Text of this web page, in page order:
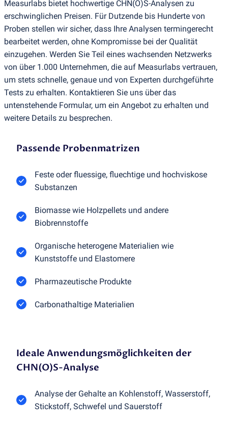
Measurlabs bietet hochwertige CHN(O)S-Analysen zu
erschwinglichen Preisen. Für Dutzende bis Hunderte von
Proben stellen wir sicher, dass Ihre Analysen termingerecht
bearbeitet werden, ohne Kompromisse bei der Qualität
einzugehen. Werden Sie Teil eines wachsenden Netzwerks
von über 1.000 Unternehmen, die auf Measurlabs vertrauen,
um stets schnelle, genaue und von Experten durchgeführte
Tests zu erhalten. Kontaktieren Sie uns über das
untenstehende Formular, um ein Angebot zu erhalten und
weitere Details zu besprechen.
Passende Probenmatrizen
Feste oder fluessige, fluechtige und hochviskose
Substanzen
Biomasse wie Holzpellets und andere
Biobrennstoffe
Organische heterogene Materialien wie
Kunststoffe und Elastomere
Pharmazeutische Produkte
Carbonathaltige Materialien
Ideale Anwendungsmöglichkeiten der
CHN(O)S-Analyse
Analyse der Gehalte an Kohlenstoff, Wasserstoff,
Stickstoff, Schwefel und Sauerstoff